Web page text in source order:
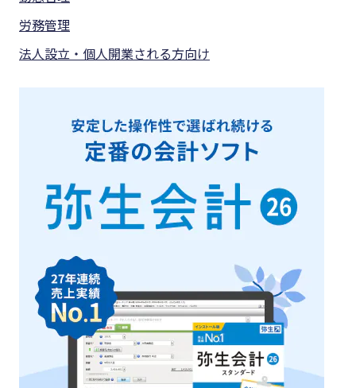
労務管理
法人設立・個人開業される方向け